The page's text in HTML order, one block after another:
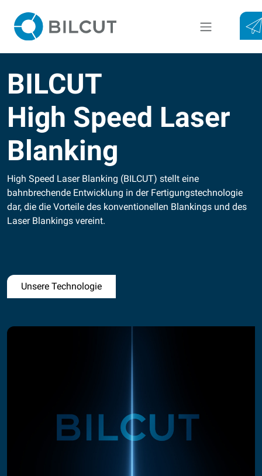
Toggle
BILCUT
High Speed Laser
Blanking
High Speed Laser Blanking (BILCUT) stellt eine
bahnbrechende Entwicklung in der Fertigungstechnologie
dar, die die Vorteile des konventionellen Blankings und des
Laser Blankings vereint.
Unsere Technologie